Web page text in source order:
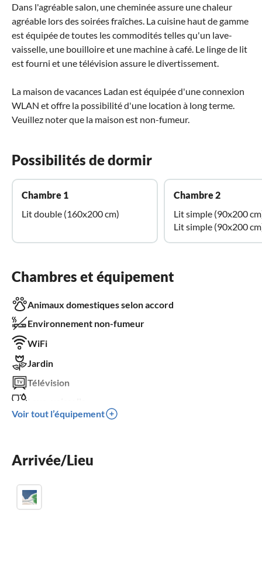
Dans l'agréable salon, une cheminée assure une chaleur
agréable lors des soirées fraîches. La cuisine haut de gamme
est équipée de toutes les commodités telles qu'un lave-
vaisselle, une bouilloire et une machine à café. Le linge de lit
est fourni et une télévision assure le divertissement.
La maison de vacances Ladan est équipée d'une connexion
WLAN et offre la possibilité d'une location à long terme.
Veuillez noter que la maison est non-fumeur.
Possibilités de dormir
Chambre 1
Lit double (160x200 cm)
Chambre 2
Lit simple (90x200
Lit simple (90x200
Chambres et équipement
Animaux domestiques selon accord
Environnement non-fumeur
WiFi
Jardin
Télévision
Machine à laver
Barbecue
Voir tout l’équipement
Arrivée/Lieu